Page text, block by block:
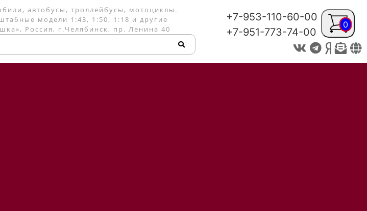
автобусы, троллейбусы, мотоциклы.
модели 1:43, 1:50, 1:18 и другие
Россия, г.Челябинск, пр. Ленина 40
+7-953-110-60-00
+7-951-773-74-00
0